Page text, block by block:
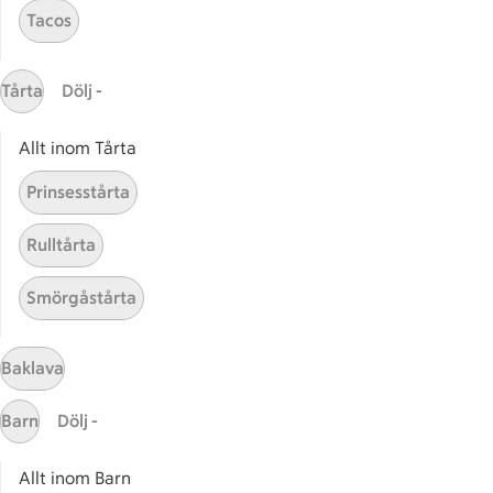
Gaston
ICAs tjänster
ICA-appen
ICA Scanna
ICA ToGo
Fler appar och tjänster
Stammis på ICA
Bli stammis
Stammis Husdjur
Partnererbjudanden
Våra ICA-kort
ICA
Tacos
Tårta Dölj -
Allt inom Tårta
Prinsesstårta
Rulltårta
Smörgåstårta
Baklava
Barn Dölj -
Allt inom Barn